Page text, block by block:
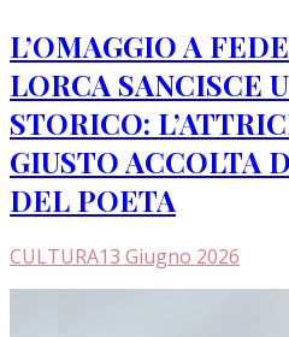
L’OMAGGIO A
LORCA SANCISCE
STORICO:
GIUSTO ACCOLTA
DEL POETA
CULTURA13 Giugno 2026